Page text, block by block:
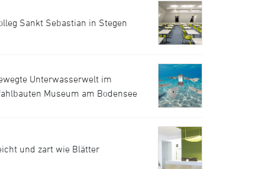
Sankt Sebastian in Stegen
Unterwasserwelt im
Museum am Bodensee
und zart wie Blätter